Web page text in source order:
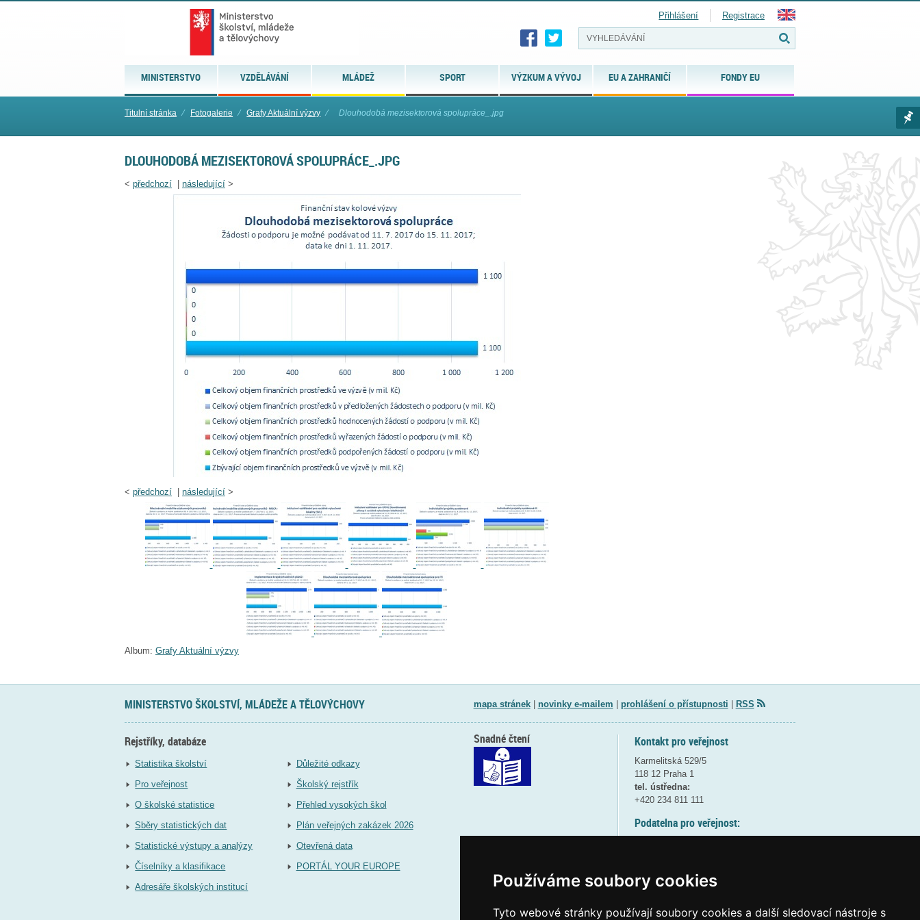
Používáme soubory cookies
Tyto webové stránky používají soubory cookies a další sledovací nástroje s
MINISTERSTVO VZDĚLÁVÁNÍ MLÁDEŽ SPORT VÝZKUM A VÝVOJ EU A ZAHRANIČÍ FONDY EU
Přihlášení Registrace
Titulní stránka ⁄ Fotogalerie ⁄ Grafy Aktuální výzvy ⁄ Dlouhodobá mezisektorová spolupráce_.jpg
DLOUHODOBÁ MEZISEKTOROVÁ SPOLUPRÁCE_.JPG
< předchozí následující >
< předchozí následující >
Album: Grafy Aktuální výzvy
MINISTERSTVO ŠKOLSTVÍ, MLÁDEŽE A TĚLOVÝCHOVY mapa stránek| novinky e-mailem prohlášení o přístupnosti RSS
Rejstříky, databáze
Statistika školství
Pro veřejnost
O školské statistice
Sběry statistických dat
Statistické výstupy a analýzy
Číselníky a klasifikace
Adresáře školských institucí
Důležité odkazy
Školský rejstřík
Přehled vysokých škol
Plán veřejných zakázek 2026
Otevřená data
PORTÁL YOUR EUROPE
Kontakt pro veřejnost
Karmelitská 529/5
118 12 Praha 1
tel. ústředna:
+420 234 811 111
Podatelna pro veřejnost:
(více informací
Snadné čtení